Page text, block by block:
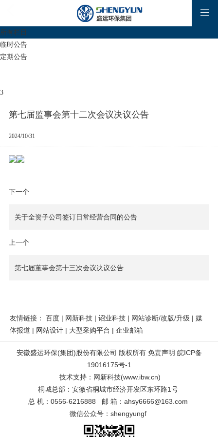
所有栏目
临时公告
定期公告
3
第七届监事会第十二次会议决议公告
2024/10/31
下一个
关于全资子公司签订日常经营合同的公告
上一个
第七届董事会第十三次会议决议公告
友情链接： 百度 | 网新科技 | 诏业科技 | 网站诊断/改版/升级 | 媒
体报道 | 网站设计 | 大型采购平台 | 企业邮箱
安徽盛运环保(集团)股份有限公司 版权所有 免责声明 皖ICP备
19016175号-1
技术支持 ： 网新科技(www.ibw.cn)
桐城总部：安徽省桐城市经济开发区东环路1号
总 机：0556-6216888 邮 箱：ahsy6666@163.com
微信公众号：shengyungf